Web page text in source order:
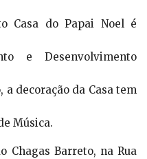
Casa do Papai Noel é
e Desenvolvimento
a decoração da Casa tem
Música.
Chagas Barreto, na Rua